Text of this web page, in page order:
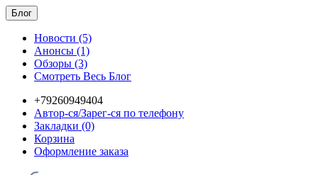
Блог
Новости (5)
Анонсы (1)
Обзоры (3)
Смотреть Весь Блог
+79260949404
Автор-ся/Зарег-ся по телефону
Закладки (0)
Корзина
Оформление заказа